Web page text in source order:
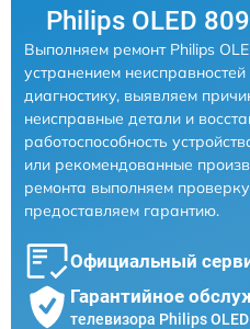
Philips OLED
Выполняем ремонт Philips
устранением
диагностику, выявляем
неисправные детали и
работоспособность
или рекомендованные
ремонта выполняем
предоставляем гарантию.
Официальный
Гарантийное
телевизора Philips